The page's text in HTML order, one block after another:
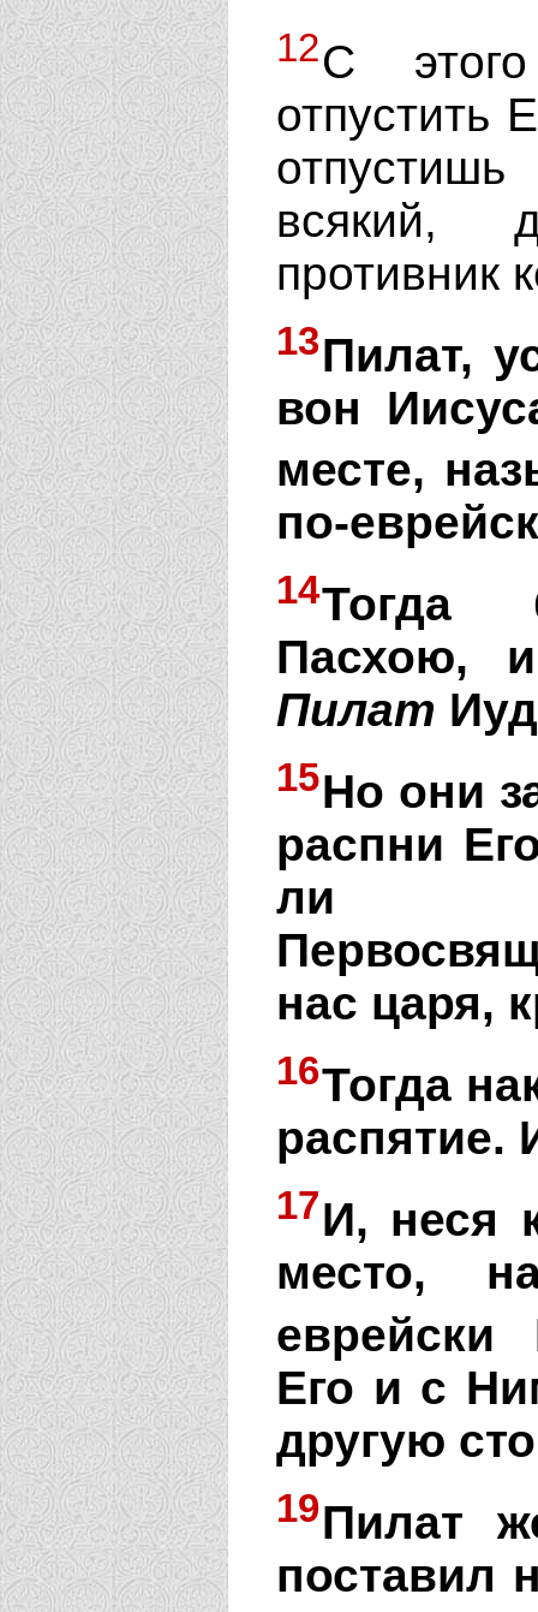
12С
отпустить
всякий,
противник
13Пилат,
вон
месте,
по-
14Тогда
Пасхою,
Пилат
15Но они
распни
ли
нас царя,
16Тогда
распятие.
17И, неся
место,
еврейски
Его и с
другую
19Пилат
поставил